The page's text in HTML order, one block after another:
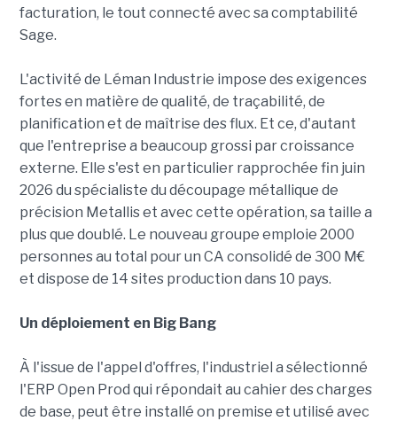
facturation, le tout connecté avec sa comptabilité
Sage.
L'activité de Léman Industrie impose des exigences
fortes en matière de qualité, de traçabilité, de
planification et de maîtrise des flux. Et ce, d'autant
que l'entreprise a beaucoup grossi par croissance
externe. Elle s'est en particulier rapprochée fin juin
2026 du spécialiste du découpage métallique de
précision Metallis et avec cette opération, sa taille a
plus que doublé. Le nouveau groupe emploie 2000
personnes au total pour un CA consolidé de 300 M€
et dispose de 14 sites production dans 10 pays.
Un déploiement en Big Bang
À l'issue de l'appel d'offres, l'industriel a sélectionné
l'ERP Open Prod qui répondait au cahier des charges
de base, peut être installé on premise et utilisé avec